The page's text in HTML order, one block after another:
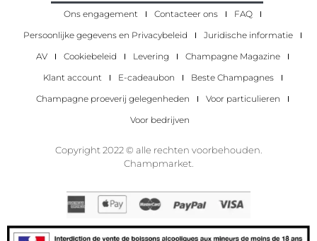
Ons engagement
Contacteer ons
FAQ
Persoonlijke gegevens en Privacybeleid
Juridische informatie
AV
Cookiebeleid Levering
Champagne Magazine
Klant account
E-cadeaubon
Beste Champagnes
Champagne proeverij gelegenheden
Voor particulieren
Voor bedrijven
Copyright 2022 © alle rechten voorbehouden.
Champmarket.